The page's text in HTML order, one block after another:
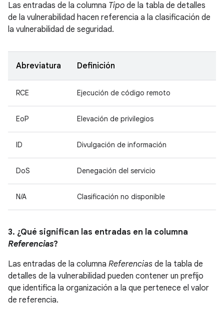
Las entradas de la columna Tipo de la tabla de detalles
de la vulnerabilidad hacen referencia a la clasificación de
la vulnerabilidad de seguridad.
Abreviatura Definición
RCE Ejecución de código remoto
EoP Elevación de privilegios
ID Divulgación de información
DoS Denegación del servicio
N/A Clasificación no disponible
3. ¿Qué significan las entradas en la columna
Referencias?
Las entradas de la columna Referencias de la tabla de
detalles de la vulnerabilidad pueden contener un prefijo
que identifica la organización a la que pertenece el valor
de referencia.